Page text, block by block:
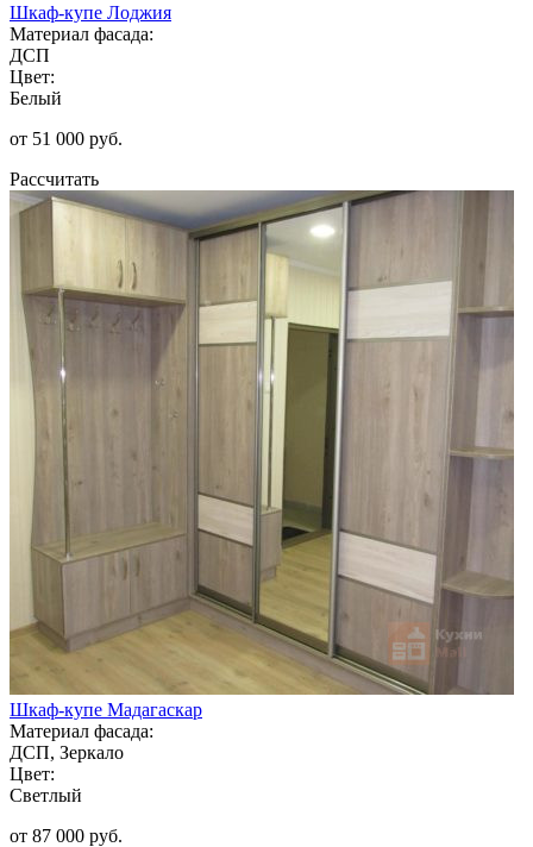
Шкаф-купе Лоджия
Материал фасада:
ДСП
Цвет:
Белый
от 51 000 руб.
Рассчитать
Шкаф-купе Мадагаскар
Материал фасада:
ДСП, Зеркало
Цвет:
Светлый
от 87 000 руб.